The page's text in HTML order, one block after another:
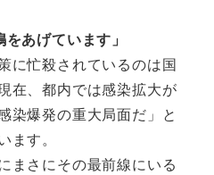
あげています」
に忙殺されているのは国
在、都内では感染拡大が
染爆発の重大局面だ」と
す。
まさにその最前線にいる